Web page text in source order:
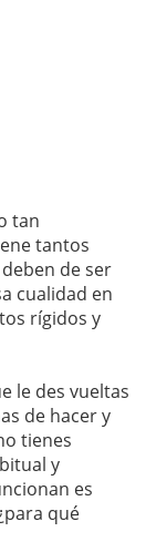
tan
tantos
de ser
cualidad en
rígidos y
le des vueltas
de hacer y
tienes
y
es
qué